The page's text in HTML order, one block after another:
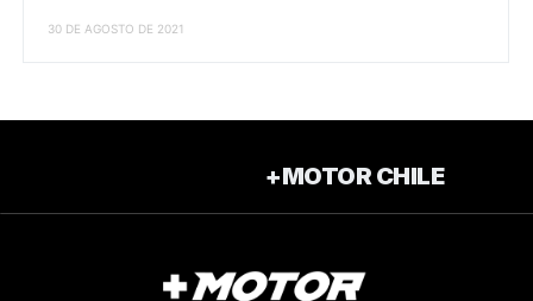
30 DE AGOSTO DE 2021
+MOTOR CHILE